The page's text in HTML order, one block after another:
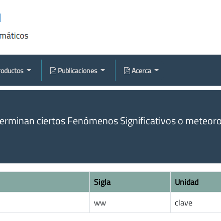
Publicaciones Acerca
ciertos Fenómenos Significativos o
Sigla Unidad
ww clave